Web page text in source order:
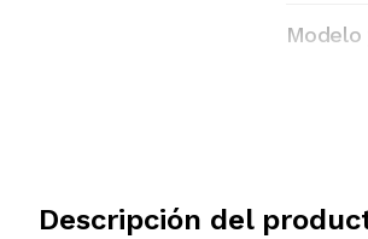
Descripción del